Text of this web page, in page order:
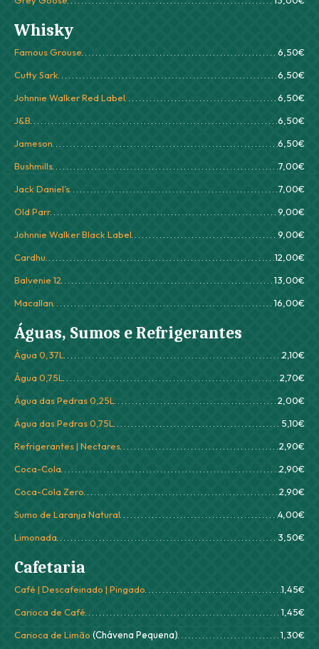
Whisky
Famous Grouse
6,50€
Cutty Sark
6,50€
Johnnie Walker Red Label
6,50€
J&B
6,50€
Jameson
6,50€
Bushmills
7,00€
Jack Daniel’s
7,00€
Old Parr
9,00€
Johnnie Walker Black Label
9,00€
Cardhu
12,00€
Balvenie 12
13,00€
Macallan
16,00€
Águas, Sumos e Refrigerantes
Água 0,37L
2,10€
Água 0,75L
2,70€
Água das Pedras 0,25L
2,00€
Água das Pedras 0,75L
5,10€
Refrigerantes | Nectares
2,90€
Coca-Cola
2,90€
Coca-Cola Zero
2,90€
Sumo de Laranja Natural
4,00€
Limonada
3,50€
Cafetaria
Café | Descafeinado | Pingado
1,45€
Carioca de Café
1,45€
Carioca de Limão (Chávena Pequena)
1,30€